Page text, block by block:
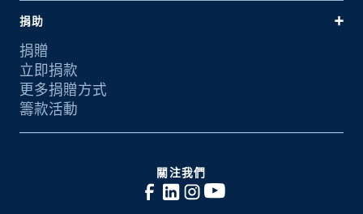
捐助
捐贈
立即捐款
更多捐贈方式
籌款活動
關注我們